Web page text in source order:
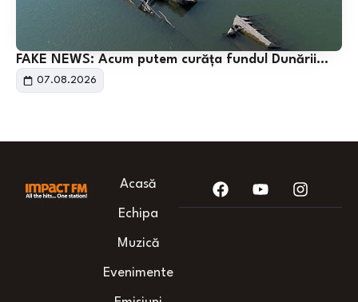
FAKE NEWS: Acum putem curăța fundul Dunării…
07.08.2026
Acasă
Echipa
Muzică
Evenimente